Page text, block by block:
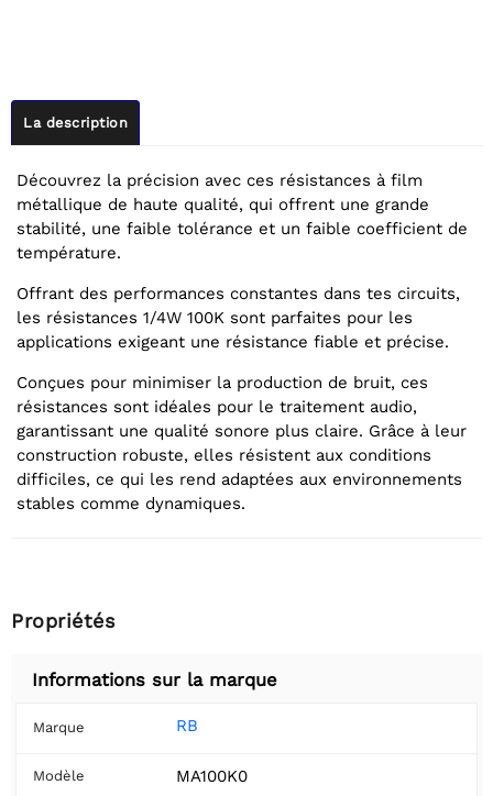
La description
Découvrez la précision avec ces résistances à film
métallique de haute qualité, qui offrent une grande
stabilité, une faible tolérance et un faible coefficient de
température.
Offrant des performances constantes dans tes circuits,
les résistances 1/4W 100K sont parfaites pour les
applications exigeant une résistance fiable et précise.
Conçues pour minimiser la production de bruit, ces
résistances sont idéales pour le traitement audio,
garantissant une qualité sonore plus claire. Grâce à leur
construction robuste, elles résistent aux conditions
difficiles, ce qui les rend adaptées aux environnements
stables comme dynamiques.
Propriétés
Informations sur la marque
Marque RB
Modèle MA100K0